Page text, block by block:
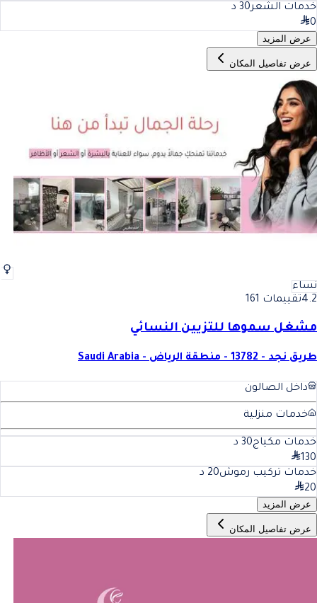
خدمات الشعر30 د
0
عرض المزيد
عرض تفاصيل المكان
نساء
4.2تقييمات 161
مشغل سموها للتزيين النسائي
طريق نجد - 13782 - منطقة الرياض - Saudi Arabia
داخل الصالون
خدمات منزلية
خدمات مكياج30 د
130
خدمات تركيب رموش20 د
20
عرض المزيد
عرض تفاصيل المكان